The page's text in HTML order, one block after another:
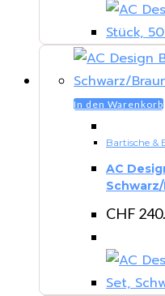
In den Warenkorb
Bartische &
AC
CHF